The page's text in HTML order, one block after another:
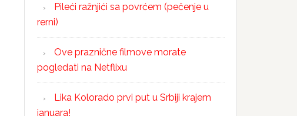
Pileći ražnjići sa povrćem (pečenje u
rerni)
Ove praznične filmove morate
pogledati na Netflixu
Lika Kolorado prvi put u Srbiji krajem
januara!